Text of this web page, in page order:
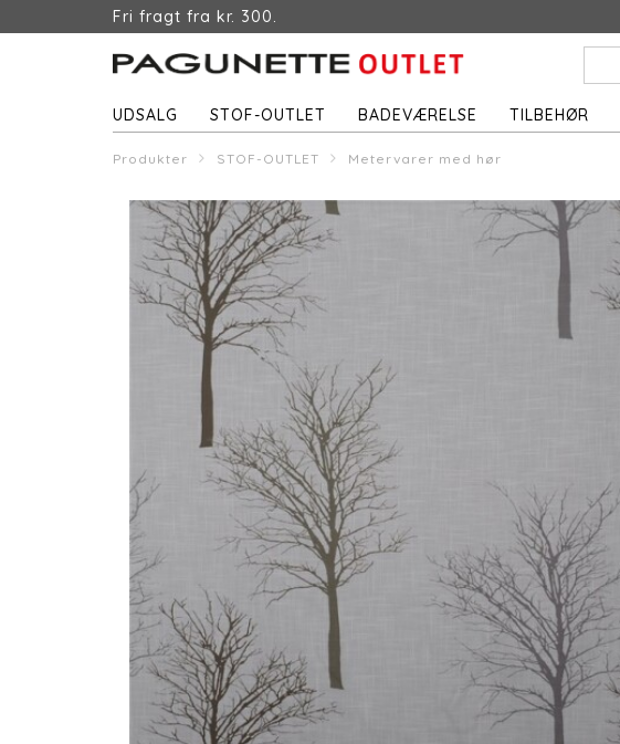
Fri fragt fra kr. 300.
UDSALG STOF-OUTLET BADEVÆRELSE TILBEHØR
Produkter STOF-OUTLET Metervarer med hør